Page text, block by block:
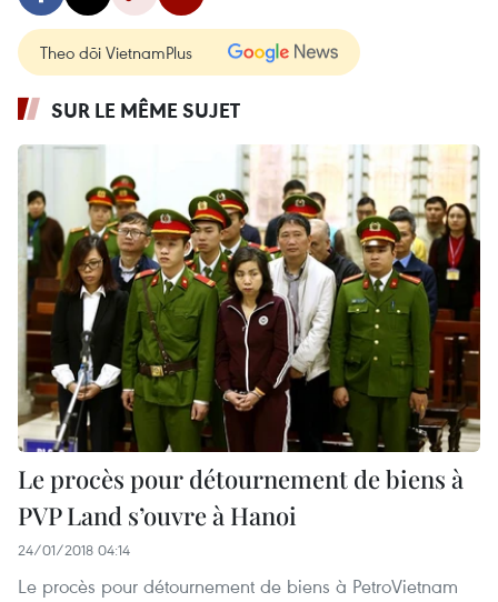
Theo dõi VietnamPlus
SUR LE MÊME SUJET
Le procès pour détournement de biens à
PVP Land s’ouvre à Hanoi
24/01/2018 04:14
Le procès pour détournement de biens à PetroVietnam